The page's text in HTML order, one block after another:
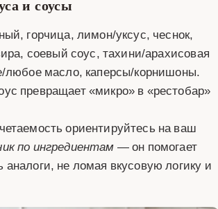
и соусы
горчица, лимон/уксус, чеснок,
соевый соус, тахини/арахисовая
любое масло, каперсы/корнишоны.
превращает «микро» в «рестобар»
ориентируйтесь на ваш
по ингредиентам — он помогает
не ломая вкусовую логику и